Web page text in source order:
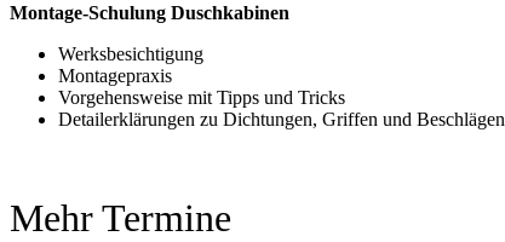
Montage-Schulung Duschkabinen
Werksbesichtigung
Montagepraxis
Vorgehensweise mit Tipps und Tricks
Detailerklärungen zu Dichtungen, Griffen und Beschlägen
Mehr Termine